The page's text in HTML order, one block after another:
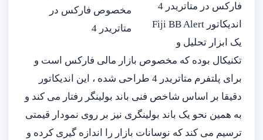
فارکس در متاتریدر 4
اندیکاتور Fiji BB Alert
یک ابزار تحلیل و
تکنیکال بوده که مخصوص بازار مالی فارکس است و
برای پلتفرم متاتریدر 4 طراحی شده ، این اندیکاتور
دقیقا بر اساس شاخص فنی باند بولینگر رفتار می کند و
به همین نحو یک باند بولینگری نیز بر روی نمودار قیمتی
ترسیم می کند که نوسانات بازار را اندازه گیری کرده و